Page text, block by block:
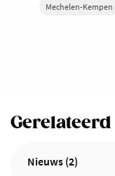
Mechelen-Kempen
Gerelateerd
Nieuws (2)